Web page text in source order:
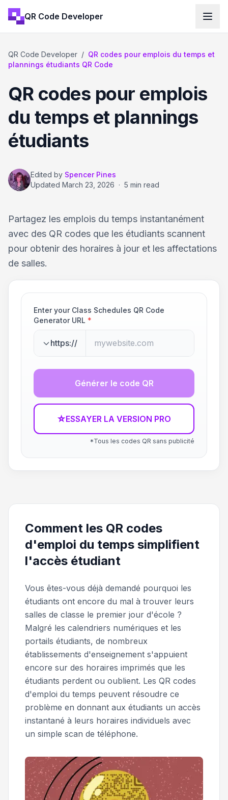
QR Code Developer
QR Code Developer / QR codes pour emplois du temps et
plannings étudiants QR Code
QR codes pour emplois
du temps et plannings
étudiants
Edited by Spencer Pines
Updated March 23, 2026 · 5 min read
Partagez les emplois du temps instantanément
avec des QR codes que les étudiants scannent
pour obtenir des horaires à jour et les affectations
de salles.
Enter your Class Schedules QR Code
Generator URL *
https://
Générer le code QR
☆ESSAYER LA VERSION PRO
*Tous les codes QR sans publicité
Comment les QR codes
d'emploi du temps simplifient
l'accès étudiant
Vous êtes-vous déjà demandé pourquoi les
étudiants ont encore du mal à trouver leurs
salles de classe le premier jour d'école ?
Malgré les calendriers numériques et les
portails étudiants, de nombreux
établissements d'enseignement s'appuient
encore sur des horaires imprimés que les
étudiants perdent ou oublient. Les QR codes
d'emploi du temps peuvent résoudre ce
problème en donnant aux étudiants un accès
instantané à leurs horaires individuels avec
un simple scan de téléphone.